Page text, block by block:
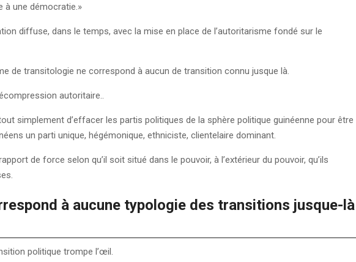
à une démocratie.»
diffuse, dans le temps, avec la mise en place de l’autoritarisme fondé sur le
de transitologie ne correspond à aucun de transition connu jusque là.
autoritaire..
simplement d’effacer les partis politiques de la sphère politique guinéenne pour être
un parti unique, hégémonique, ethniciste, clientelaire dominant.
de force selon qu’il soit situé dans le pouvoir, à l’extérieur du pouvoir, qu’ils
à aucune typologie des transitions jusque-là
politique trompe l’œil.